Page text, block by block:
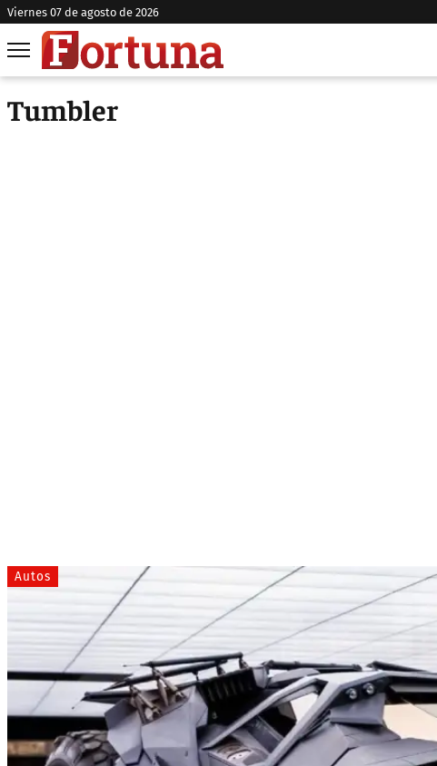
viernes 07 de agosto de 2026
Tumbler
Autos